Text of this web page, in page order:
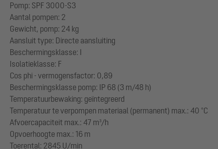
Pomp: SPF 3000-S3
Aantal pompen: 2
Gewicht, pomp: 24 kg
Aansluit type: Directe aansluiting
Beschermingsklasse: I
Isolatieklasse: F
Cos phi - vermogensfactor: 0,89
Beschermingsklasse pomp: IP 68 (3 m/48 h)
Temperatuurbewaking: geïntegreerd
Temperatuur te verpompen materiaal (permanent) max.: 40 °C
Afvoercapaciteit max.: 47 m³/h
Opvoerhoogte max.: 16 m
Toerental: 2845 U/min